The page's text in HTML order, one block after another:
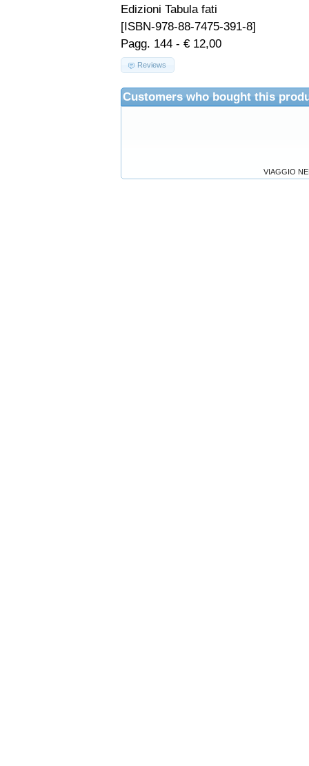
Edizioni Tabula fati
[ISBN-978-88-7475-391-8]
Pagg. 144 - € 12,00
Reviews
Customers who bought this
VIAGGIO